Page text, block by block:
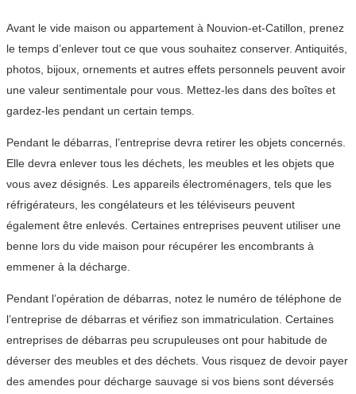
Avant le vide maison ou appartement à Nouvion-et-Catillon, prenez
le temps d’enlever tout ce que vous souhaitez conserver. Antiquités,
photos, bijoux, ornements et autres effets personnels peuvent avoir
une valeur sentimentale pour vous. Mettez-les dans des boîtes et
gardez-les pendant un certain temps.
Pendant le débarras, l’entreprise devra retirer les objets concernés.
Elle devra enlever tous les déchets, les meubles et les objets que
vous avez désignés. Les appareils électroménagers, tels que les
réfrigérateurs, les congélateurs et les téléviseurs peuvent
également être enlevés. Certaines entreprises peuvent utiliser une
benne lors du vide maison pour récupérer les encombrants à
emmener à la décharge.
Pendant l’opération de débarras, notez le numéro de téléphone de
l’entreprise de débarras et vérifiez son immatriculation. Certaines
entreprises de débarras peu scrupuleuses ont pour habitude de
déverser des meubles et des déchets. Vous risquez de devoir payer
des amendes pour décharge sauvage si vos biens sont déversés